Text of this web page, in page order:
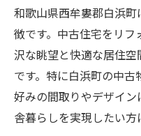
和歌山県西牟婁郡白浜
徴です。中古住宅をリ
沢な眺望と快適な居住
です。特に白浜町の中
好みの間取りやデザイ
舎暮らしを実現したい方